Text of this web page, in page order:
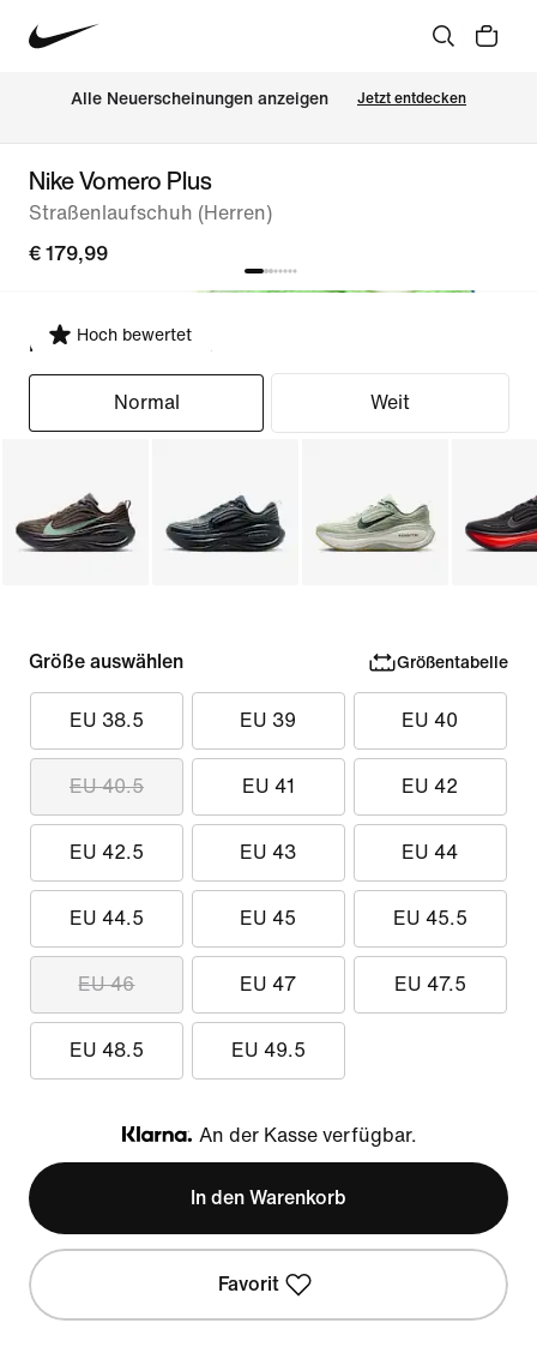
Alle Neuerscheinungen anzeigen Jetzt entdecken
Nike Vomero Plus
Straßenlaufschuh (Herren)
€ 179,99
Hoch bewertet
Passform auswählen
Normal Weit
Größe auswählen Größentabelle
EU 38.5 EU 39 EU 40
EU 40.5 EU 41 EU 42
EU 42.5 EU 43 EU 44
EU 44.5 EU 45 EU 45.5
EU 46 EU 47 EU 47.5
EU 48.5 EU 49.5
Klarna
An der Kasse verfügbar.
In den Warenkorb
Favorit